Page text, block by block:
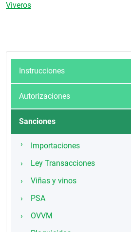
Viveros
Instrucciones
Autorizaciones
Sanciones
Importaciones
Ley Transacciones
Viñas y vinos
PSA
OVVM